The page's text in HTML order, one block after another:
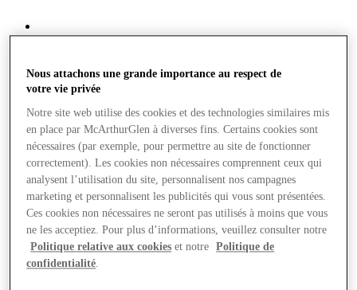
Stores
Nous attachons une grande importance au respect de
votre vie privée
Notre site web utilise des cookies et des technologies similaires mis
en place par McArthurGlen à diverses fins. Certains cookies sont
nécessaires (par exemple, pour permettre au site de fonctionner
correctement). Les cookies non nécessaires comprennent ceux qui
analysent l’utilisation du site, personnalisent nos campagnes
marketing et personnalisent les publicités qui vous sont présentées.
Ces cookies non nécessaires ne seront pas utilisés à moins que vous
ne les acceptiez. Pour plus d’informations, veuillez consulter notre
Politique relative aux cookies et notre
Politique de
confidentialité.